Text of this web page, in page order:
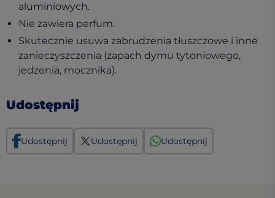
aluminiowych.
Nie zawiera perfum.
Skutecznie usuwa zabrudzenia tłuszczowe i inne
zanieczyszczenia (zapach dymu tytoniowego,
jedzenia, mocznika).
Udostępnij
Udostępnij Udostępnij Udostępnij